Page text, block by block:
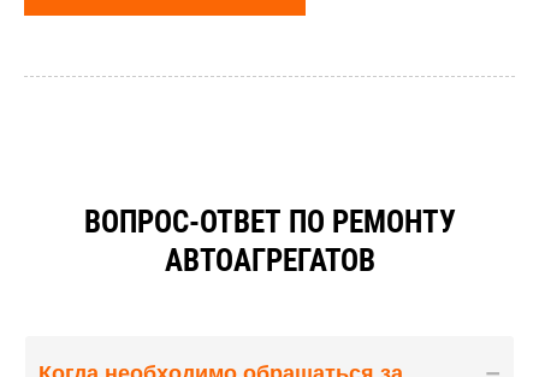
ВОПРОС-ОТВЕТ ПО РЕМОНТУ
АВТОАГРЕГАТОВ